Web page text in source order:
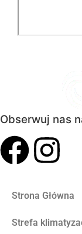
Obserwuj nas
Strona Główna
Strefa